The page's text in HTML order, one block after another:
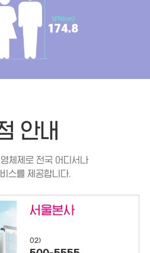
안내
체제로 전국 어디서나
스를 제공합니다.
서울본사
02)